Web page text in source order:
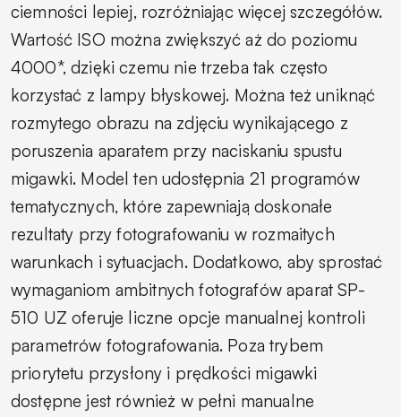
ciemności lepiej, rozróżniając więcej szczegółów.
Wartość ISO można zwiększyć aż do poziomu
4000*, dzięki czemu nie trzeba tak często
korzystać z lampy błyskowej. Można też uniknąć
rozmytego obrazu na zdjęciu wynikającego z
poruszenia aparatem przy naciskaniu spustu
migawki. Model ten udostępnia 21 programów
tematycznych, które zapewniają doskonałe
rezultaty przy fotografowaniu w rozmaitych
warunkach i sytuacjach. Dodatkowo, aby sprostać
wymaganiom ambitnych fotografów aparat SP-
510 UZ oferuje liczne opcje manualnej kontroli
parametrów fotografowania. Poza trybem
priorytetu przysłony i prędkości migawki
dostępne jest również w pełni manualne